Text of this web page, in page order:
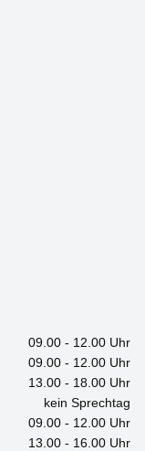
09.00 - 12.00 Uhr
09.00 - 12.00 Uhr
13.00 - 18.00 Uhr
kein Sprechtag
09.00 - 12.00 Uhr
13.00 - 16.00 Uhr